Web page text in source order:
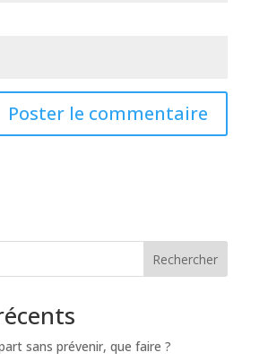
Rechercher
sans prévenir, que faire ?